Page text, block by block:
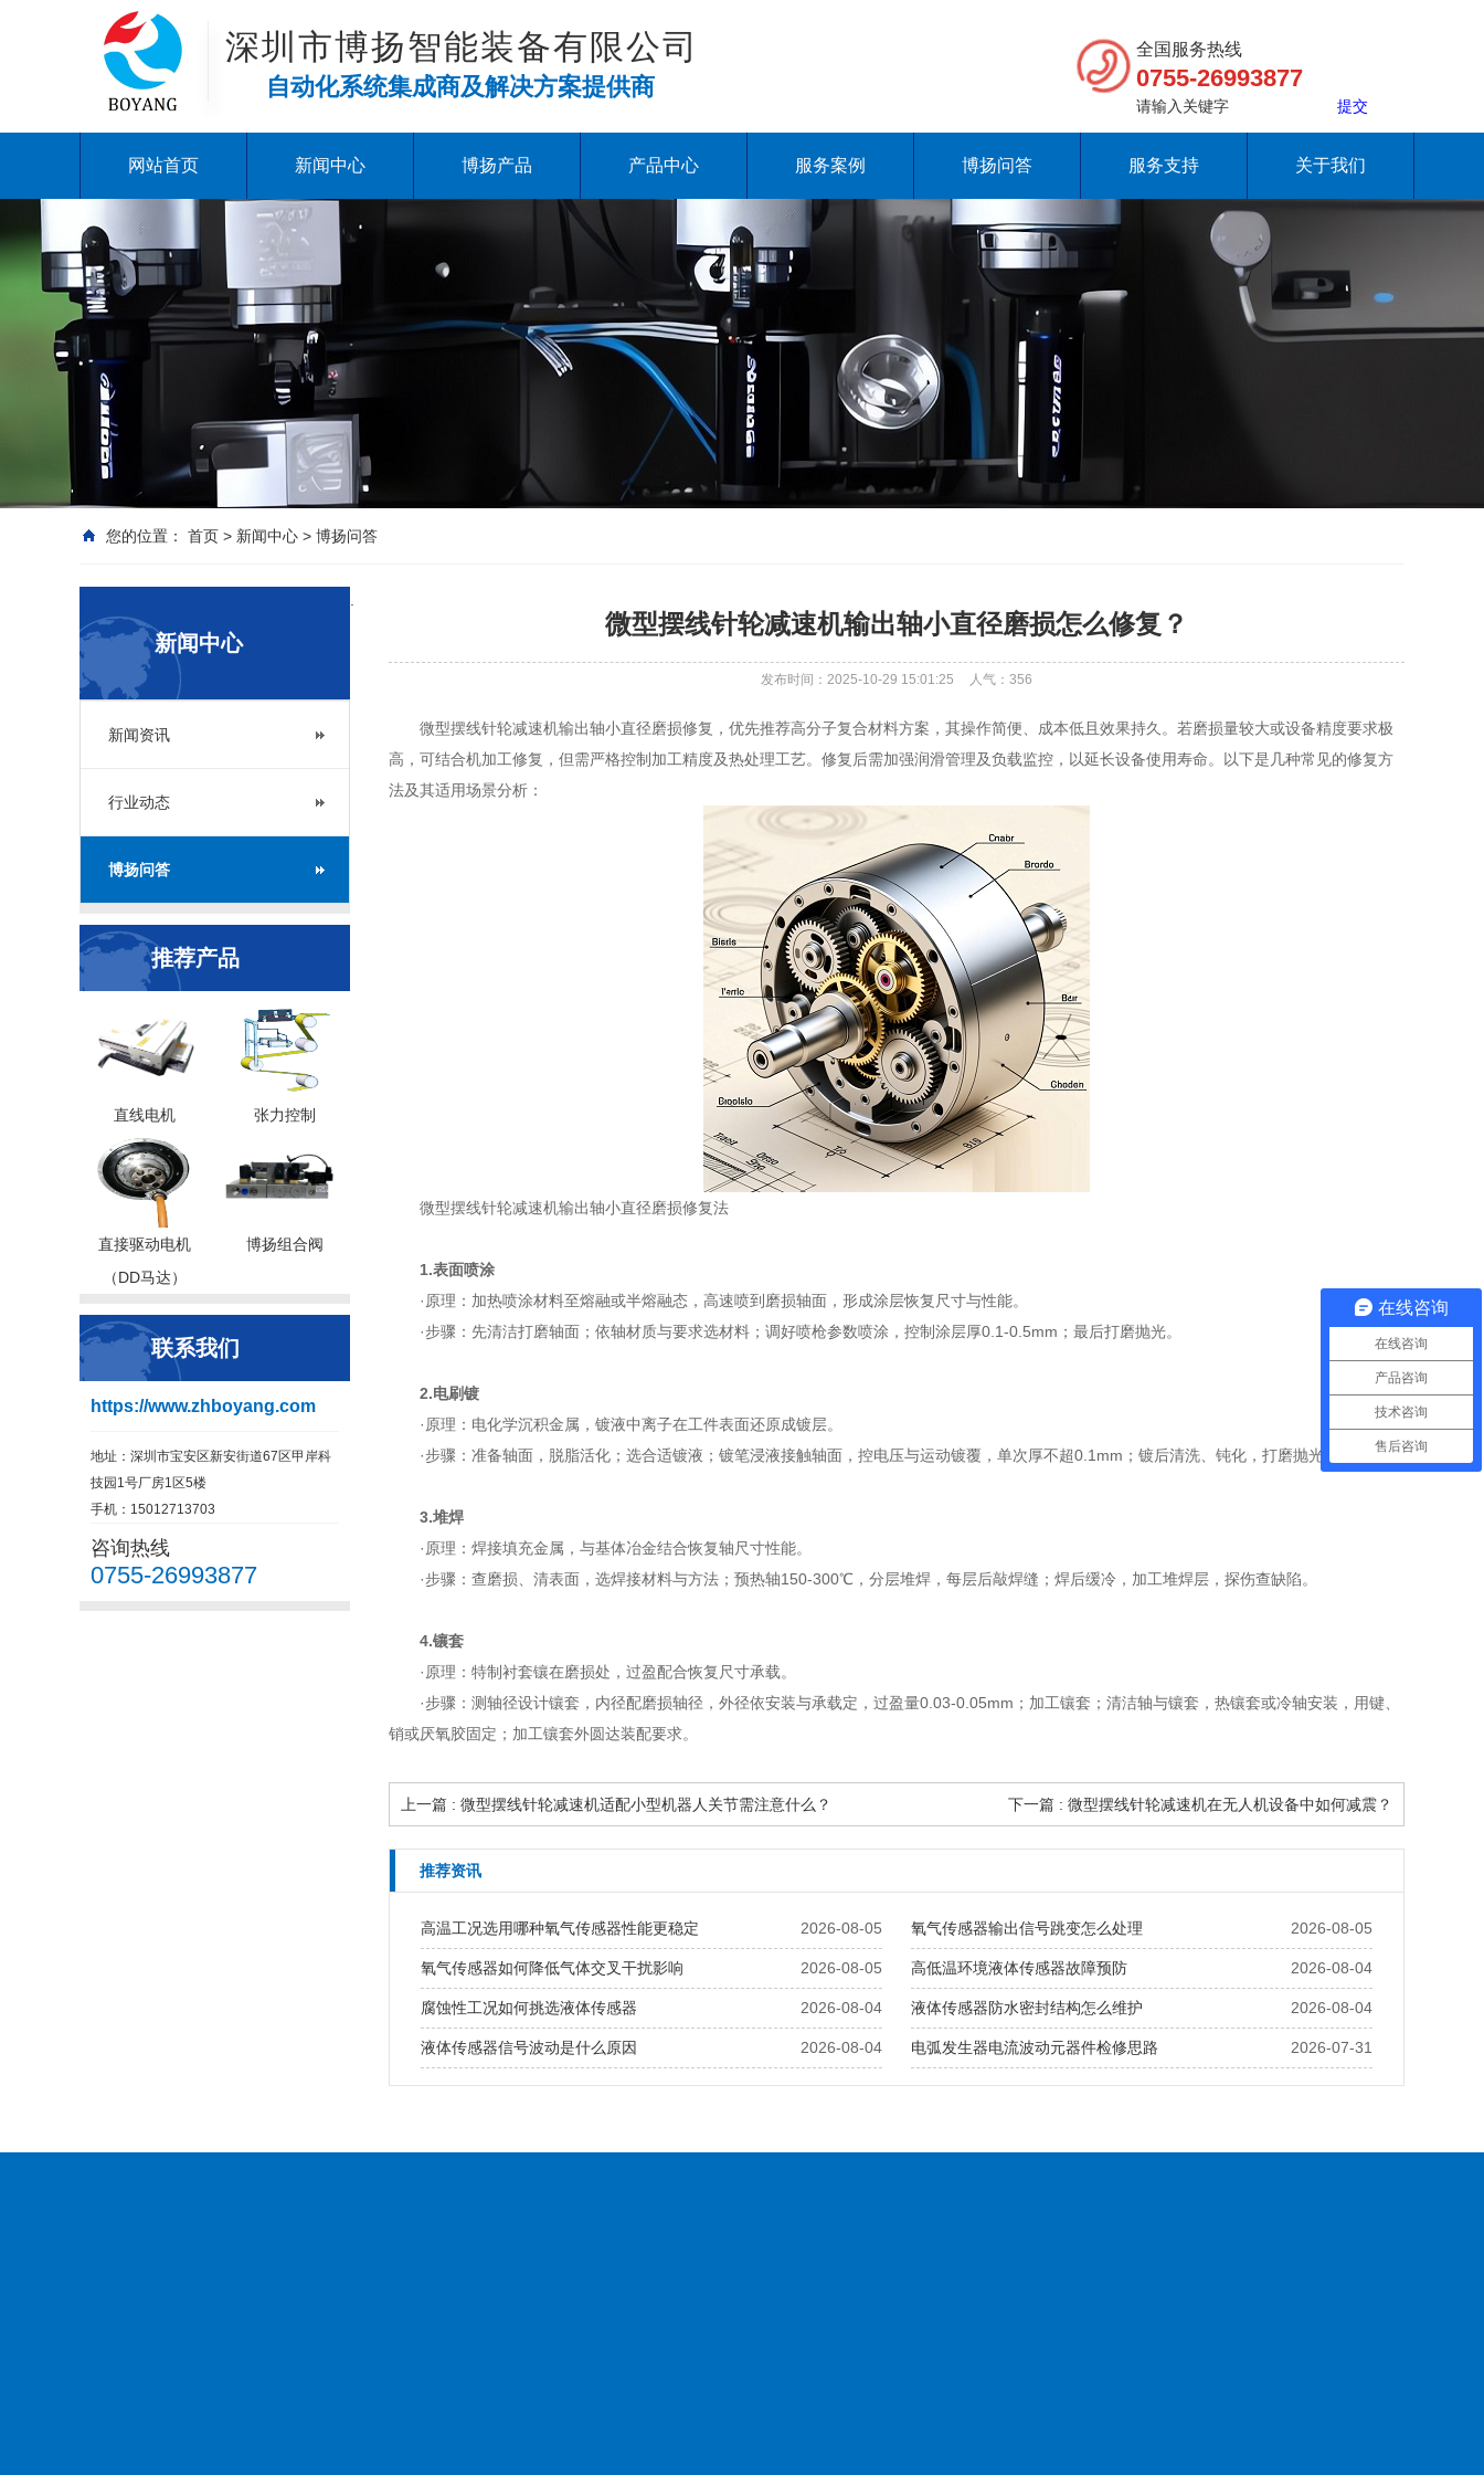
深圳市博扬智能装备有限公司
自动化系统集成商及解决方案提供商
全国服务热线
0755-26993877
网站首页 新闻中心 博扬产品 产品中心 服务案例 博扬问答 服务支持 关于我们
您的位置： 首页 > 新闻中心 > 博扬问答
新闻中心
新闻资讯
行业动态
博扬问答
推荐产品
直线电机 张力控制
直接驱动电机
（DD马达）
博扬组合阀
联系我们
https://www.zhboyang.com
地址：深圳市宝安区新安街道67区甲岸科
技园1号厂房1区5楼
手机：15012713703
咨询热线
0755-26993877
微型摆线针轮减速机输出轴小直径磨损怎么修复？
发布时间：2025-10-29 15:01:25 人气： 356
微型摆线针轮减速机输出轴小直径磨损修复，优先推荐高分子复合材料方案，其操作简便、成本低且效果持久。若磨损量较大或设备精度要求极
高，可结合机加工修复，但需严格控制加工精度及热处理工艺。修复后需加强润滑管理及负载监控，以延长设备使用寿命。以下是几种常见的修复方
法及其适用场景分析：
微型摆线针轮减速机输出轴小直径磨损修复法
1.表面喷涂
·原理：加热喷涂材料至熔融或半熔融态，高速喷到磨损轴面，形成涂层恢复尺寸与性能。
·步骤：先清洁打磨轴面；依轴材质与要求选材料；调好喷枪参数喷涂，控制涂层厚0.1-0.5mm；最后打磨抛光。
2.电刷镀
·原理：电化学沉积金属，镀液中离子在工件表面还原成镀层。
·步骤：准备轴面，脱脂活化；选合适镀液；镀笔浸液接触轴面，控电压与运动镀覆，单次厚不超0.1mm；镀后清洗、钝化，打磨抛光。
3.堆焊
·原理：焊接填充金属，与基体冶金结合恢复轴尺寸性能。
·步骤：查磨损、清表面，选焊接材料与方法；预热轴150-300℃，分层堆焊，每层后敲焊缝；焊后缓冷，加工堆焊层，探伤查缺陷。
4.镶套
·原理：特制衬套镶在磨损处，过盈配合恢复尺寸承载。
·步骤：测轴径设计镶套，内径配磨损轴径，外径依安装与承载定，过盈量0.03-0.05mm；加工镶套；清洁轴与镶套，热镶套或冷轴安装，用键、
销或厌氧胶固定；加工镶套外圆达装配要求。
上一篇 : 微型摆线针轮减速机适配小型机器人关节需注意什么？ 下一篇 : 微型摆线针轮减速机在无人机设备中如何减震？
推荐资讯
2026-08-05
高温工况选用哪种氧气传感器性能更稳定 2026-08-05
氧气传感器输出信号跳变怎么处理
2026-08-05
氧气传感器如何降低气体交叉干扰影响 2026-08-04
高低温环境液体传感器故障预防
2026-08-04
腐蚀性工况如何挑选液体传感器 2026-08-04
液体传感器防水密封结构怎么维护
2026-08-04
液体传感器信号波动是什么原因 2026-07-31
电弧发生器电流波动元器件检修思路
在线咨询
在线咨询
产品咨询
技术咨询
售后咨询